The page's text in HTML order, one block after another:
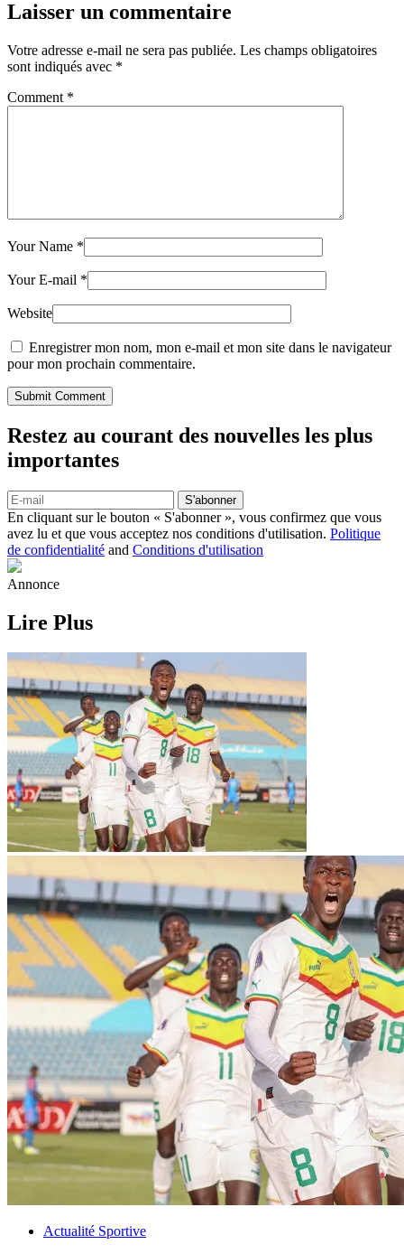
Laisser un commentaire
Votre adresse e-mail ne sera pas publiée. Les champs obligatoires
sont indiqués avec *
Comment *
Your Name *
Your E-mail *
Website
Enregistrer mon nom, mon e-mail et mon site dans le navigateur
pour mon prochain commentaire.
Submit Comment
Restez au courant des nouvelles les plus
importantes
S'abonner
En cliquant sur le bouton « S'abonner », vous confirmez que vous
avez lu et que vous acceptez nos conditions d'utilisation. Politique
de confidentialité and Conditions d'utilisation
Annonce
Lire Plus
Actualité Sportive